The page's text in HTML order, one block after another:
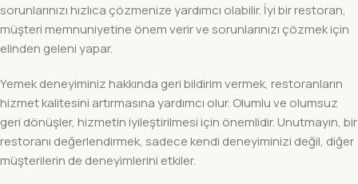
sorunlarınızı hızlıca çözmenize yardımcı olabilir. İyi bir restoran,
müşteri memnuniyetine önem verir ve sorunlarınızı çözmek için
elinden geleni yapar.
Yemek deneyiminiz hakkında geri bildirim vermek, restoranların
hizmet kalitesini artırmasına yardımcı olur. Olumlu ve olumsuz
geri dönüşler, hizmetin iyileştirilmesi için önemlidir. Unutmayın, bir
restoranı değerlendirmek, sadece kendi deneyiminizi değil, diğer
müşterilerin de deneyimlerini etkiler.